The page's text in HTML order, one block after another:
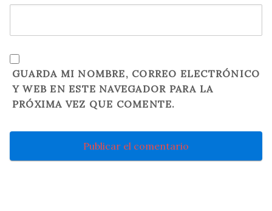
GUARDA MI NOMBRE, CORREO ELECTRÓNICO
Y WEB EN ESTE NAVEGADOR PARA LA
PRÓXIMA VEZ QUE COMENTE.